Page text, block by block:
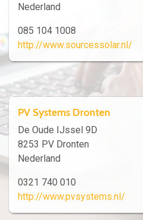
Nederland
085 104 1008
http://www.sourcessolar.nl/
PV Systems Dronten
De Oude IJssel 9D
8253 PV Dronten
Nederland
0321 740 010
http://www.pvsystems.nl/